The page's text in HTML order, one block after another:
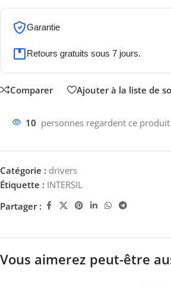
Garantie
Retours gratuits sous 7 jours.
Comparer Ajouter à la liste de
10 personnes regardent ce
Catégorie : drivers
Étiquette : INTERSIL
Partager :
Vous aimerez peut-être